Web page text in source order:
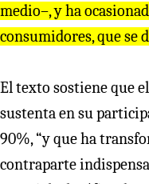
medio–, y ha
consumidores, que se
El texto sostiene que
sustenta en su
90%, “y que ha
contraparte